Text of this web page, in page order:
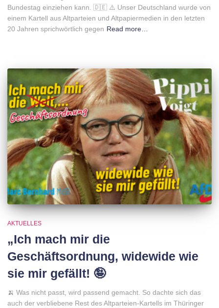
Bundestag einziehen kann. 🇩🇪 ⚠️ Unser Deutschland wurde von
einem Kartell aus Altparteien und Altpapiermedien in den letzten
20 Jahren sprichwörtlich gegen Read more…
AKTUELLES
„Ich mach mir die
Geschäftsordnung, widewide wie
sie mir gefällt! 🤪
🍌 Was nicht passt, wird passend gemacht. So dachte sich das
auch der verbliebene Rest des Altparteien-Kartells im Thüringer